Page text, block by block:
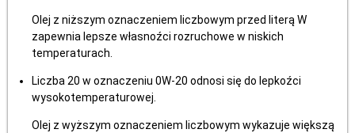
Olej z niższym oznaczeniem liczbowym przed literą W
zapewnia lepsze własnoźci rozruchowe w niskich
temperaturach.
Liczba 20 w oznaczeniu 0W-20 odnosi się do lepkoźci
wysokotemperaturowej.
Olej z wyższym oznaczeniem liczbowym wykazuje większą